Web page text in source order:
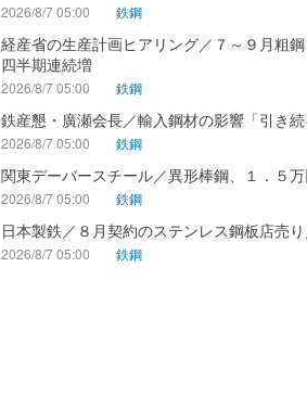
2026/8/7 05:00 鉄鋼
経産省の生産計画ヒアリング／７～９月粗
四半期連続増
2026/8/7 05:00 鉄鋼
鉄産懇・廣瀬会長／輸入鋼材の影響「引き続
2026/8/7 05:00 鉄鋼
関東デーバースチール／異形棒鋼、１．５
2026/8/7 05:00 鉄鋼
日本製鉄／８月契約のステンレス鋼板店売
2026/8/7 05:00 鉄鋼